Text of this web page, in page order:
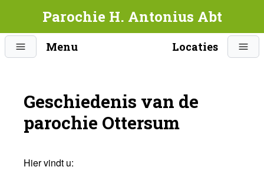
Parochie H. Antonius Abt
Menu Locaties
Geschiedenis van de
parochie Ottersum
Hier vindt u: